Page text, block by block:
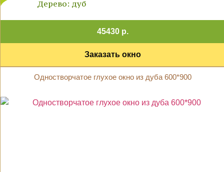
Дерево: дуб
45430 р.
Заказать окно
Одностворчатое глухое окно из дуба 600*900